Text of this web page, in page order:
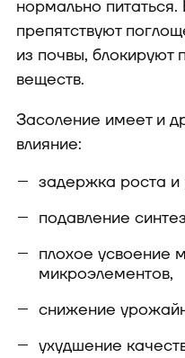
нормально
препятствуют
из почвы, блокируют
веществ.
Засоление имеет и
влияние:
задержка роста и
подавление
плохое усвоение
микроэлементов,
снижение
ухудшение